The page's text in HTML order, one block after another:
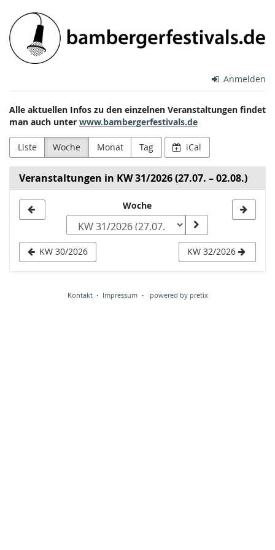
Zum
Haupt-
Inhalt
springen
Bamberger
Festivals
e.V.
Anmelden
Alle aktuellen Infos zu den einzelnen Veranstaltungen findet
man auch unter www.bambergerfestivals.de
Liste Woche Monat Tag iCal
Veranstaltungen in KW 31/2026 (27.07. – 02.08.)
zur
Anzeige
auswählen
Woche
KW 30/2026 KW 32/2026
Kontakt Impressum powered by pretix